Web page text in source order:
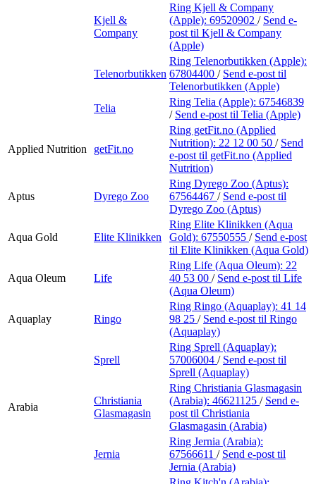
Kjell &
Company
Ring Kjell & Company
(Apple): 69520902 / Send e-
post til Kjell & Company
(Apple)
Telenorbutikken
Ring Telenorbutikken (Apple):
67804400 / Send e-post til
Telenorbutikken (Apple)
Telia
Ring Telia (Apple): 67546839
/ Send e-post til Telia (Apple)
Applied Nutrition getFit.no
Ring getFit.no (Applied
Nutrition): 22 12 00 50 / Send
e-post til getFit.no (Applied
Nutrition)
Aptus Dyrego Zoo
Ring Dyrego Zoo (Aptus):
67564467 / Send e-post til
Dyrego Zoo (Aptus)
Aqua Gold Elite Klinikken
Ring Elite Klinikken (Aqua
Gold): 67550555 / Send e-post
til Elite Klinikken (Aqua Gold)
Aqua Oleum Life
Ring Life (Aqua Oleum): 22
40 53 00 / Send e-post til Life
(Aqua Oleum)
Aquaplay Ringo
Ring Ringo (Aquaplay): 41 14
98 25 / Send e-post til Ringo
(Aquaplay)
Sprell
Ring Sprell (Aquaplay):
57006004 / Send e-post til
Sprell (Aquaplay)
Arabia
Christiania
Glasmagasin
Ring Christiania Glasmagasin
(Arabia): 46621125 / Send e-
post til Christiania
Glasmagasin (Arabia)
Jernia
Ring Jernia (Arabia):
67566611 / Send e-post til
Jernia (Arabia)